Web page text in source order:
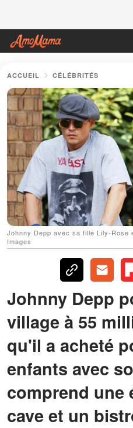
ACCUEIL CÉLÉBRITÉS
Johnny Depp avec sa fille Lily-Rose
Images
Johnny Depp
village à 55
qu'il a acheté
enfants avec
comprend une
cave et un